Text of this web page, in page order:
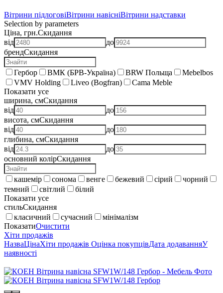
Вітрини підлоговіВітрини навісніВітрини надставки
Selection by parameters
Ціна, грн.Скидання
від
до
брендСкидання
Гербор ВМК (БРВ-Україна) BRW Польща
Mebelbos
VMV Holding
Liveo (Bogfran)
Cama Meble
Показати усе
ширина, смСкидання
від
до
висота, смСкидання
від
до
глибина, смСкидання
від
до
основний колірСкидання
кашемір сонома венге бежевий сірий
чорний
темний
світлий
білий
Показати усе
стильСкидання
класичний
сучасний
мінімалізм
ПоказатиОчистити
Хіти продажів
НазваЦінаХіти продажів Оцінка покупцівДата додаванняУ
наявності